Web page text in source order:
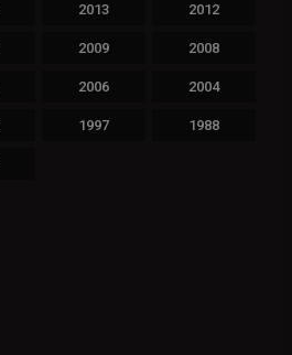
2013 2012
2009 2008
2006 2004
1997 1988